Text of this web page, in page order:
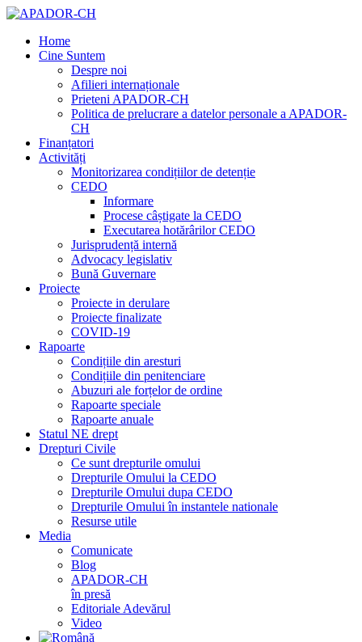
Home
Cine Suntem
Despre noi
Afilieri internaționale
Prieteni APADOR-CH
Politica de prelucrare a datelor personale a APADOR-
CH
Finanțatori
Activități
Monitorizarea condițiilor de detenție
CEDO
Informare
Procese câștigate la CEDO
Executarea hotărârilor CEDO
Jurisprudență internă
Advocacy legislativ
Bună Guvernare
Proiecte
Proiecte in derulare
Proiecte finalizate
COVID-19
Rapoarte
Condițiile din aresturi
Condițiile din penitenciare
Abuzuri ale forțelor de ordine
Rapoarte speciale
Rapoarte anuale
Statul NE drept
Drepturi Civile
Ce sunt drepturile omului
Drepturile Omului la CEDO
Drepturile Omului dupa CEDO
Drepturile Omului în instantele nationale
Resurse utile
Media
Comunicate
Blog
APADOR-CH
în presă
Editoriale Adevărul
Video